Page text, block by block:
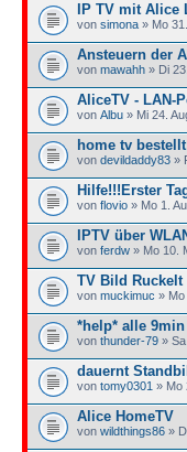
IP TV mit Alice
von simona » Mo
Ansteuern der
von mawahh » Di
AliceTV - LAN-
von Albu » Mi 24.
home tv
von devildaddy83 »
Hilfe!!!Erster
von flovio » Mo 1.
IPTV über
von ferdw » Mo 10.
TV Bild Ruckelt
von muckimuc » Mo
*help* alle
von thunder-79 »
dauernt
von tomy0301 » Mo
Alice HomeTV
von wildthings86 »